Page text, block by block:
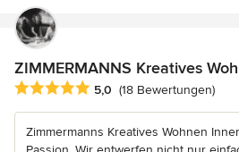
ZIMMERMANNS Kreatives
Durchschnittliche Bewertung: 5 von
5,0 (18 Bewertungen)
Zimmermanns Kreatives Wohnen